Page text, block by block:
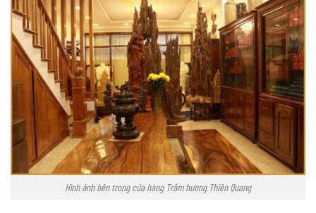
Hình ảnh bên trong cửa hàng Trầm hương Thiên Quang